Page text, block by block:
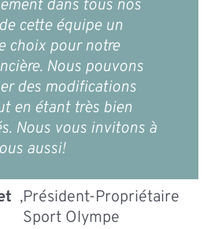
dans tous nos
cette équipe un
choix pour notre
Nous pouvons
des modifications
en étant très bien
Nous vous invitons à
aussi!
,Président-Propriétaire
Sport Olympe